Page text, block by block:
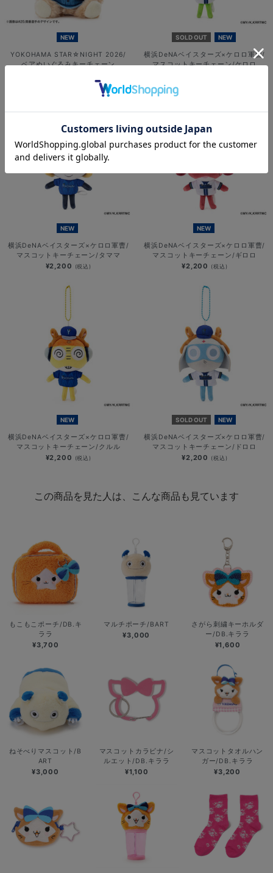
NEW
YOKOHAMA STAR☆NIGHT 2026/
ベアぬいぐるみキーチェーン
SOLD OUT NEW
横浜DeNAベイスターズ×ケロロ軍曹/
マスコットキーチェーン/ケロロ
NEW
横浜DeNAベイスターズ×ケロロ軍曹/
マスコットキーチェーン/タママ
¥2,200 (税込)
NEW
横浜DeNAベイスターズ×ケロロ軍曹/
マスコットキーチェーン/ギロロ
¥2,200 (税込)
NEW
横浜DeNAベイスターズ×ケロロ軍曹/
マスコットキーチェーン/クルル
¥2,200 (税込)
SOLD OUT NEW
横浜DeNAベイスターズ×ケロロ軍曹/
マスコットキーチェーン/ドロロ
¥2,200 (税込)
この商品を見た人は、こんな商品も見ています
もこもこポーチ/DB.キ
ララ
¥3,700
マルチポーチ/BART
¥3,000
さがら刺繍キーホルダ
ー/DB.キララ
¥1,600
ねそべりマスコット/B
ART
¥3,000
マスコットカラビナ/シ
ルエット/DB.キララ
¥1,100
マスコットタオルハン
ガー/DB.キララ
¥3,200